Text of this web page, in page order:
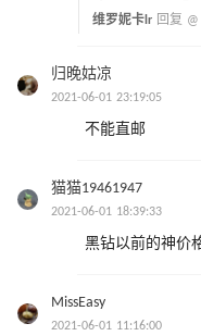
维罗妮卡lr 回复 @
归晚姑凉
2021-06-01 23:19:05
不能直邮
猫猫19461947
2021-06-01 18:39:33
黑钻以前的神价
MissEasy
2021-06-01 11:16:00